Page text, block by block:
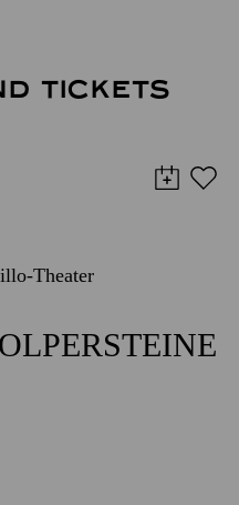
TICKETS
Theater